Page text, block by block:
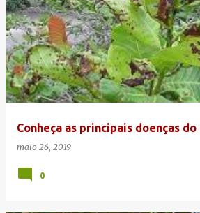
Conheça as principais doenças
maio 26, 2019
0